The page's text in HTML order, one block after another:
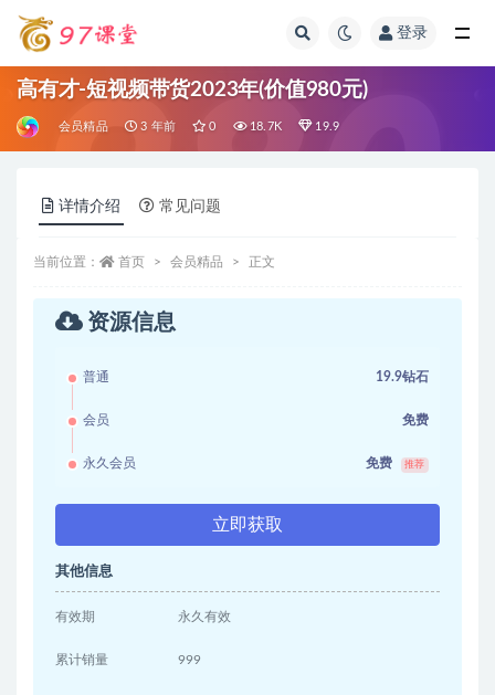
登录
高有才-短视频带货2023年(价值980元)
会员精品 3 年前 0 18.7K 19.9
详情介绍 常见问题
当前位置： 首页 会员精品 正文
资源信息
普通 19.9钻石
会员 免费
永久会员 免费 推荐
立即获取
其他信息
有效期 永久有效
累计销量 999